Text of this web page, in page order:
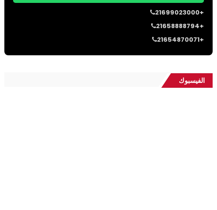
21699023000+
21658888794+
21654870071+
الفيسبوك